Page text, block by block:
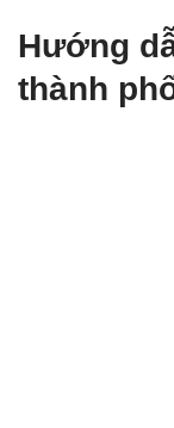
Hướng
thành